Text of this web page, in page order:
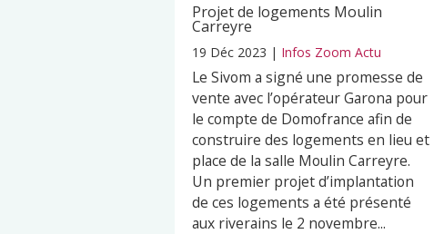
Projet de logements Moulin
Carreyre
19 Déc 2023 | Infos Zoom Actu
Le Sivom a signé une promesse de
vente avec l’opérateur Garona pour
le compte de Domofrance afin de
construire des logements en lieu et
place de la salle Moulin Carreyre.
Un premier projet d’implantation
de ces logements a été présenté
aux riverains le 2 novembre...